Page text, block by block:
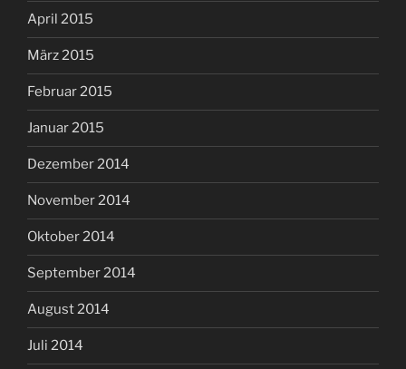
April 2015
März 2015
Februar 2015
Januar 2015
Dezember 2014
November 2014
Oktober 2014
September 2014
August 2014
Juli 2014